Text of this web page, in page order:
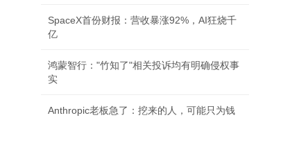
SpaceX首份财报：营收暴涨92%，AI狂烧千
亿
鸿蒙智行："竹知了"相关投诉均有明确侵权事
实
Anthropic老板急了：挖来的人，可能只为钱